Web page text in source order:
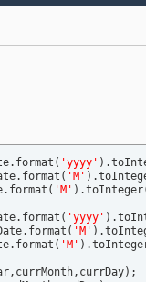
( 'yyyy' )
( 'M' )
( 'M' ) .toInteger
( 'yyyy' )
( 'M' )
( 'M' )
) ;